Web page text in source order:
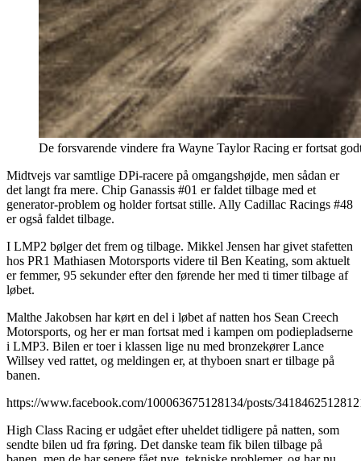
De forsvarende vindere fra Wayne Taylor Racing er fortsat
Midtvejs var samtlige DPi-racere på omgangshøjde, men sådan er
det langt fra mere. Chip Ganassis #01 er faldet tilbage med et
generator-problem og holder fortsat stille. Ally Cadillac Racings #48
er også faldet tilbage.
I LMP2 bølger det frem og tilbage. Mikkel Jensen har givet stafetten
hos PR1 Mathiasen Motorsports videre til Ben Keating, som aktuelt
er femmer, 95 sekunder efter den førende her med ti timer tilbage af
løbet.
Malthe Jakobsen har kørt en del i løbet af natten hos Sean Creech
Motorsports, og her er man fortsat med i kampen om podiepladserne
i LMP3. Bilen er toer i klassen lige nu med bronzekører Lance
Willsey ved rattet, og meldingen er, at thyboen snart er tilbage på
banen.
https://www.facebook.com/100063675128134/posts/
High Class Racing er udgået efter uheldet tidligere på natten, som
sendte bilen ud fra føring. Det danske team fik bilen tilbage på